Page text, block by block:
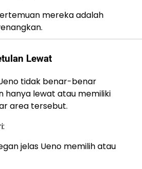
mereka adalah
Lewat
tidak benar-benar
hanya lewat atau memiliki
area tersebut.
jelas Ueno memilih atau